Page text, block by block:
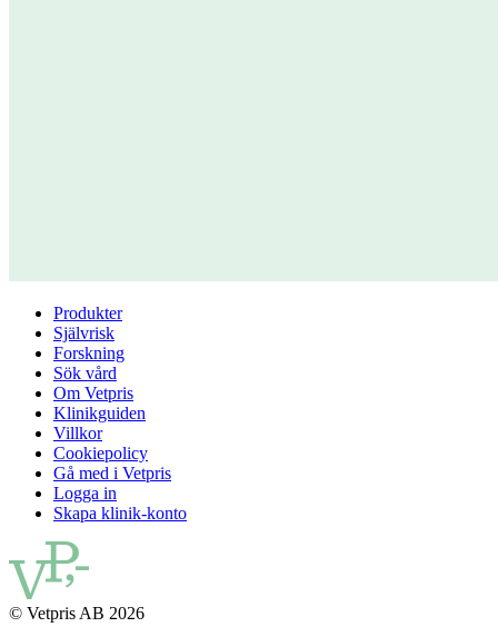
Produkter
Självrisk
Forskning
Sök vård
Om Vetpris
Klinikguiden
Villkor
Cookiepolicy
Gå med i Vetpris
Logga in
Skapa klinik-konto
© Vetpris AB 2026